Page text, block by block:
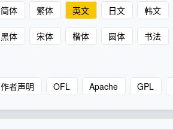
简体 繁体 英文 日文 韩文
黑体 宋体 楷体 圆体 书法
作者声明 OFL Apache GPL